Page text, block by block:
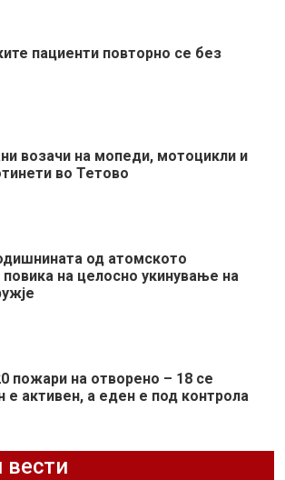
пациенти повторно се без
возачи на мопеди, мотоцикли и
во Тетово
од атомското
на целосно укинување на
пожари на отворено – 18 се
е активен, а еден е под контрола
вести